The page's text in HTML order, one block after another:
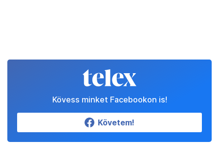
Kövess minket Facebookon is!
Követem!